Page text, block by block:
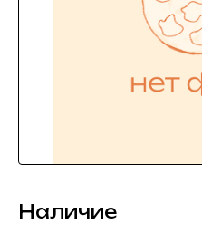
Наличие